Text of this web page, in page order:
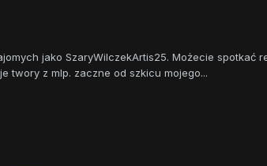
jako SzaryWilczekArtis25. Możecie
twory z mlp. zaczne od szkicu mojego...